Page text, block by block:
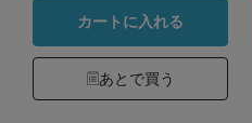
カートに入れる
あとで買う